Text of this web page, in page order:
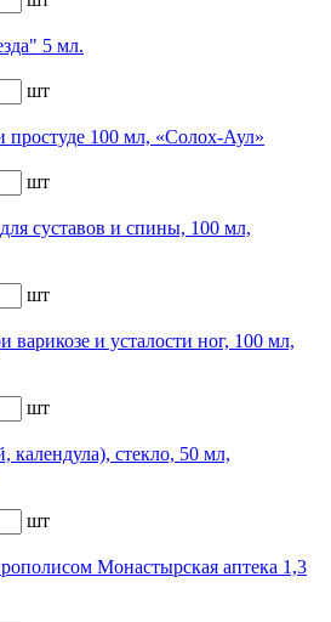
5 мл.
шт
100 мл, «Солох-Аул»
шт
суставов и спины, 100 мл,
шт
и усталости ног, 100 мл,
шт
стекло, 50 мл,
шт
Монастырская аптека 1,3